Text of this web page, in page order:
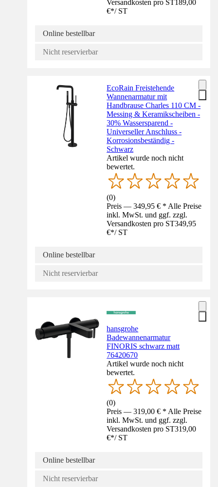
Versandkosten pro ST189,00
€*/ ST
Online bestellbar
Nicht reservierbar
EcoRain Freistehende
Wannenarmatur mit
Handbrause Charles 110 CM -
Messing & Keramikscheiben -
30% Wassersparend -
Universeller Anschluss -
Korrosionsbeständig -
Schwarz
Artikel wurde noch nicht
bewertet.
(0)
Preis — 349,95 € * Alle Preise
inkl. MwSt. und ggf. zzgl.
Versandkosten pro ST349,95
€*/ ST
Online bestellbar
Nicht reservierbar
hansgrohe
Badewannenarmatur
FINORIS schwarz matt
76420670
Artikel wurde noch nicht
bewertet.
(0)
Preis — 319,00 € * Alle Preise
inkl. MwSt. und ggf. zzgl.
Versandkosten pro ST319,00
€*/ ST
Online bestellbar
Nicht reservierbar